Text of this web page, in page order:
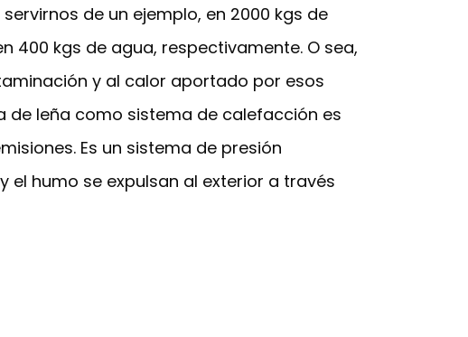
de un ejemplo, en 2000 kgs de
400 kgs de agua, respectivamente. O sea,
y al calor aportado por esos
de leña como sistema de calefacción es
Es un sistema de presión
el humo se expulsan al exterior a través